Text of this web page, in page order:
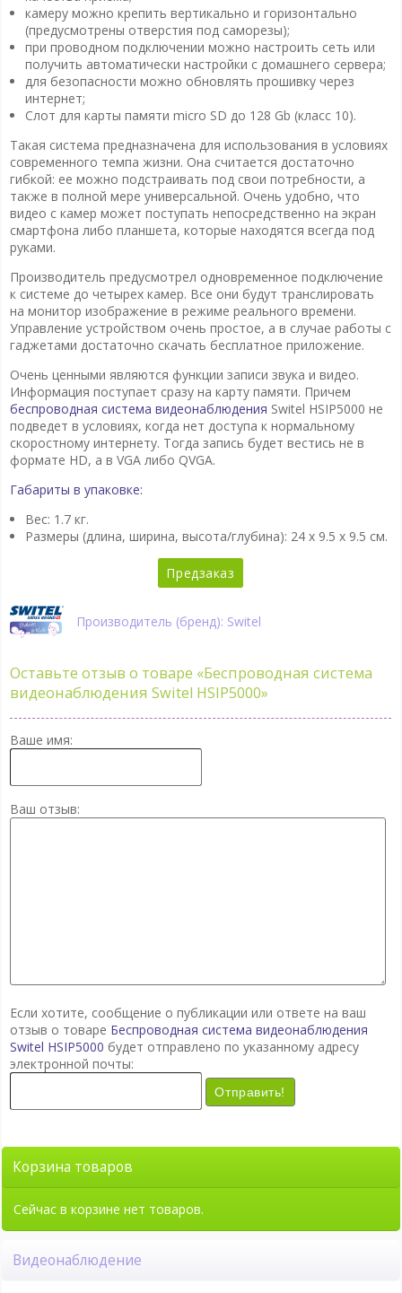
камеру можно крепить вертикально и горизонтально
(предусмотрены отверстия под саморезы);
при проводном подключении можно настроить сеть или
получить автоматически настройки с домашнего сервера;
для безопасности можно обновлять прошивку через
интернет;
Слот для карты памяти micro SD до 128 Gb (класс 10).
Такая система предназначена для использования в условиях
современного темпа жизни. Она считается достаточно
гибкой: ее можно подстраивать под свои потребности, а
также в полной мере универсальной. Очень удобно, что
видео с камер может поступать непосредственно на экран
смартфона либо планшета, которые находятся всегда под
руками.
Производитель предусмотрел одновременное подключение
к системе до четырех камер. Все они будут транслировать
на монитор изображение в режиме реального времени.
Управление устройством очень простое, а в случае работы с
гаджетами достаточно скачать бесплатное приложение.
Очень ценными являются функции записи звука и видео.
Информация поступает сразу на карту памяти. Причем
беспроводная система видеонаблюдения Switel HSIP5000 не
подведет в условиях, когда нет доступа к нормальному
скоростному интернету. Тогда запись будет вестись не в
формате HD, а в VGA либо QVGA.
Габариты в упаковке:
Вес: 1.7 кг.
Размеры (длина, ширина, высота/глубина): 24 x 9.5 x 9.5 см.
Предзаказ
Производитель (бренд): Switel
Оставьте отзыв о товаре «Беспроводная система
видеонаблюдения Switel HSIP5000»
Ваше имя:
Ваш отзыв:
Если хотите, сообщение о публикации или ответе на ваш
отзыв о товаре Беспроводная система видеонаблюдения
Switel HSIP5000 будет отправлено по указанному адресу
электронной почты:
Отправить!
Корзина товаров
Сейчас в корзине нет товаров.
Видеонаблюдение